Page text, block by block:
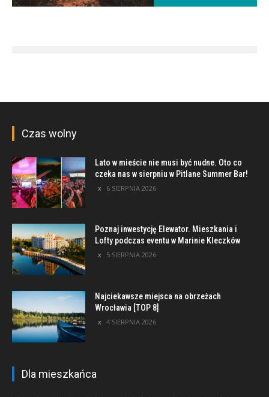
Czas wolny
Lato w mieście nie musi być nudne. Oto co
czeka nas w sierpniu w Pitlane Summer Bar!
6 SIERPNIA 2026
Poznaj inwestycję Elewator. Mieszkania i
Lofty podczas eventu w Marinie Kleczków
5 SIERPNIA 2026
Najciekawsze miejsca na obrzeżach
Wrocławia [TOP 8]
4 SIERPNIA 2026
Dla mieszkańca